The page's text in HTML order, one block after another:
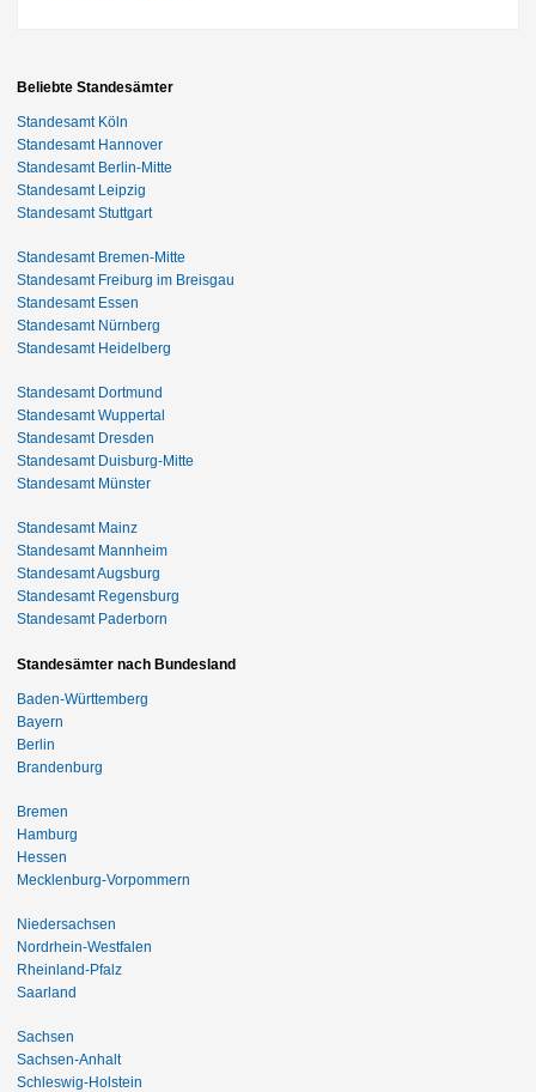
Beliebte Standesämter
Standesamt Köln
Standesamt Hannover
Standesamt Berlin-Mitte
Standesamt Leipzig
Standesamt Stuttgart
Standesamt Bremen-Mitte
Standesamt Freiburg im Breisgau
Standesamt Essen
Standesamt Nürnberg
Standesamt Heidelberg
Standesamt Dortmund
Standesamt Wuppertal
Standesamt Dresden
Standesamt Duisburg-Mitte
Standesamt Münster
Standesamt Mainz
Standesamt Mannheim
Standesamt Augsburg
Standesamt Regensburg
Standesamt Paderborn
Standesämter nach Bundesland
Baden-Württemberg
Bayern
Berlin
Brandenburg
Bremen
Hamburg
Hessen
Mecklenburg-Vorpommern
Niedersachsen
Nordrhein-Westfalen
Rheinland-Pfalz
Saarland
Sachsen
Sachsen-Anhalt
Schleswig-Holstein